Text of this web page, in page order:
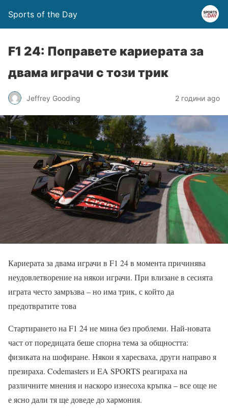
Sports of the Day
F1 24: Поправете кариерата за
двама играчи с този трик
Jeffrey Gooding 2 години ago
Кариерата за двама играчи в F1 24 в момента причинява
неудовлетворение на някои играчи. При влизане в сесията
играта често замръзва – но има трик, с който да
предотвратите това
Стартирането на F1 24 не мина без проблеми. Най-новата
част от поредицата беше спорна тема за общността:
физиката на шофиране. Някои я харесваха, други направо я
презираха. Codemasters и EA SPORTS реагираха на
различните мнения и наскоро изнесоха кръпка – все още не
е ясно дали тя ще доведе до хармония.